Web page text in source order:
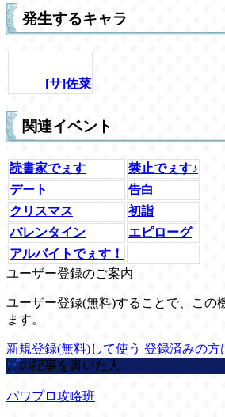
発生するキャラ
[サ]佐菜
関連イベント
読書家でぇす
禁止でぇす♪
デート
告白
クリスマス
初詣
バレンタイン
エピローグ
アルバイトでぇす！
ユーザー登録のご案内
ユーザー登録(無料)することで、この
ます。
新規登録(無料)して使う 登録済みの方
この記事を書いた人
パワプロ攻略班